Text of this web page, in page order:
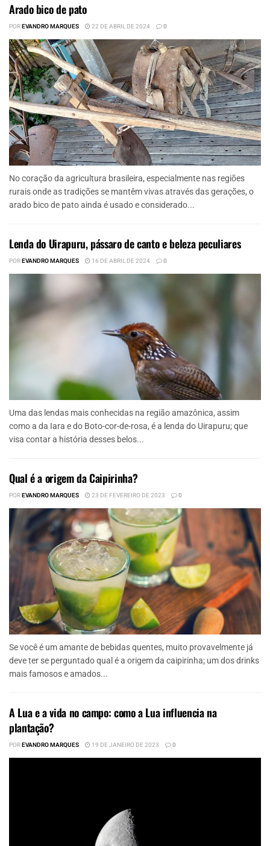
Arado bico de pato
POREVANDRO MARQUES 22 DE ABRIL DE 2024 0
No coração da agricultura brasileira, especialmente nas regiões
rurais onde as tradições se mantêm vivas através das gerações, o
arado bico de pato ainda é usado e considerado...
Lenda do Uirapuru, pássaro de canto e beleza peculiares
POREVANDRO MARQUES 16 DE ABRIL DE 2024 0
Uma das lendas mais conhecidas na região amazônica, assim
como a da Iara e do Boto-cor-de-rosa, é a lenda do Uirapuru; que
visa contar a história desses belos...
Qual é a origem da Caipirinha?
POREVANDRO MARQUES 23 DE FEVEREIRO DE 2023 0
Se você é um amante de bebidas quentes, muito provavelmente já
deve ter se perguntado qual é a origem da caipirinha; um dos drinks
mais famosos e amados...
A Lua e a vida no campo: como a Lua influencia na
plantação?
POREVANDRO MARQUES 19 DE JANEIRO DE 2023 0